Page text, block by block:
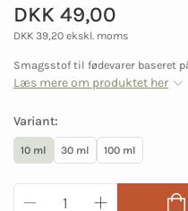
DKK 49,00
DKK 39,20 ekskl. moms
Smagsstof til fødevarer baseret
Læs mere om produktet her
Variant:
10 ml 30 ml 100 ml